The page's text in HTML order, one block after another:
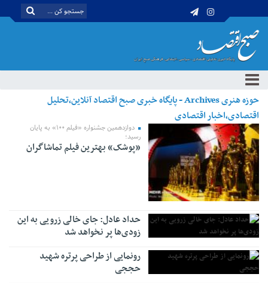
حوزه هنری Archives - پایگاه خبری صبح اقتصاد آنلاین،تحلیل
اقتصادی،اخبار اقتصادی
دوازدهمین جشنواره «فیلم ۱۰۰» به پایان
رسید؛
«پوشک» بهترین فیلم تماشاگران
حداد عادل: جای خالی زرویی به این
زودی‌ها پر نخواهد شد
رونمایی از طراحی پرتره شهید
حججی